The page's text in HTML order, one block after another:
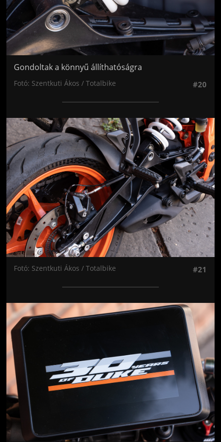
Gondoltak a könnyű állíthatóságra
Fotó: Szentkuti Ákos / Totalbike #20
Jön még kép!
Fotó: Szentkuti Ákos / Totalbike #21
Jön még kép!